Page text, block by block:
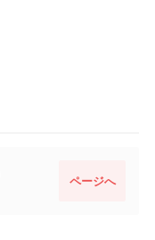
ページへ